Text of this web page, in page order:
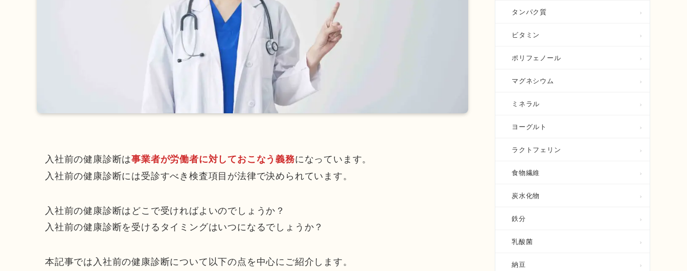
入社前の健康診断は事業者が労働者に対しておこなう義務になっています。
入社前の健康診断には受診すべき検査項目が法律で決められています。
入社前の健康診断はどこで受ければよいのでしょうか？
入社前の健康診断を受けるタイミングはいつになるでしょうか？
本記事では入社前の健康診断について以下の点を中心にご紹介します。
タンパク質
ビタミン
ポリフェノール
マグネシウム
ミネラル
ヨーグルト
ラクトフェリン
食物繊維
炭水化物
鉄分
乳酸菌
納豆